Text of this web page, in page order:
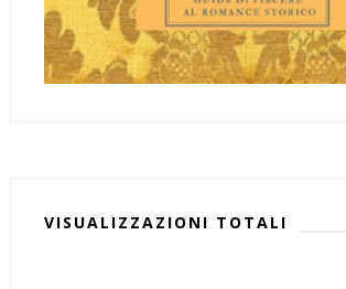
VISUALIZZAZIONI TOTALI